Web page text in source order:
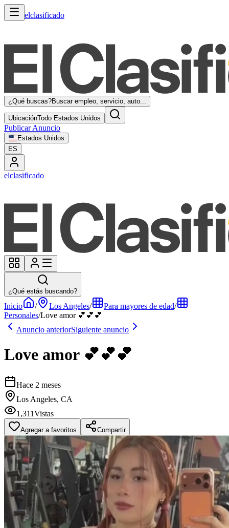
elclasificado
¿Qué buscas?Buscar empleo, servicio, auto...
UbicaciónTodo Estados Unidos
Publicar Anuncio
Estados Unidos
ES
elclasificado
¿Qué estás buscando?
Inicio / Los Angeles/ Para mayores de edad/
Personales/Love amor 💕💕💕
Anuncio anteriorSiguiente anuncio
Love amor 💕💕💕
Hace 2 meses
Los Angeles, CA
1,311Vistas
Agregar a favoritos Compartir